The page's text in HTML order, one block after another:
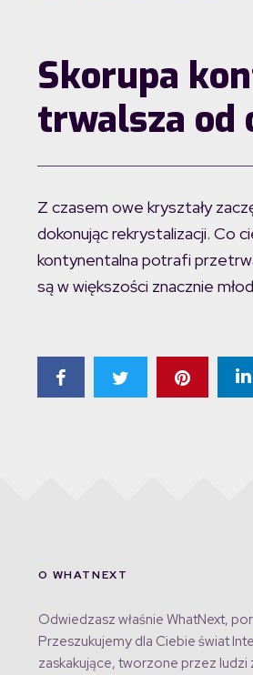
Skorupa
trwalsza od
Z czasem owe kryształy
dokonując rekrystalizacji. Co
kontynentalna potrafi
są w większości znacznie
O WHATNEXT
Odwiedzasz właśnie WhatNext,
Przeszukujemy dla Ciebie świat
zaskakujące, tworzone przez